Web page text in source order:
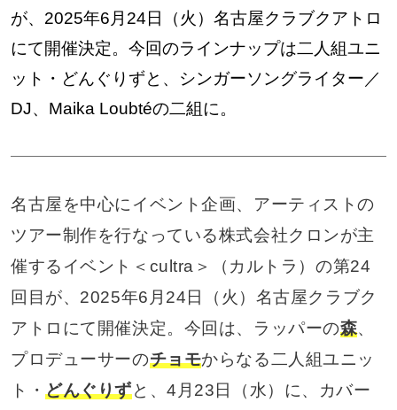
が、2025年6月24日（火）名古屋クラブクアトロ
にて開催決定。今回のラインナップは二人組ユニ
ット・どんぐりずと、シンガーソングライター／
DJ、Maika Loubtéの二組に。
名古屋を中心にイベント企画、アーティストの
ツアー制作を行なっている株式会社クロンが主
催するイベント＜cultra＞（カルトラ）の第24
回目が、2025年6月24日（火）名古屋クラブク
アトロにて開催決定。今回は、ラッパーの森、
プロデューサーのチョモからなる二人組ユニッ
ト・どんぐりずと、4月23日（水）に、カバー